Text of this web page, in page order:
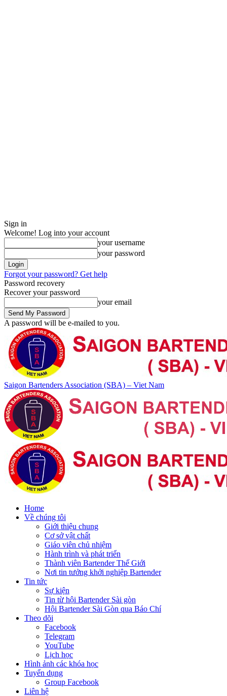
Sign in
Welcome! Log into your account
your username
your password
Forgot your password? Get help
Password recovery
Recover your password
your email
A password will be e-mailed to you.
Saigon Bartenders Association (SBA) – Viet Nam
Home
Về chúng tôi
Giới thiệu chung
Cơ sở vật chất
Giáo viên chủ nhiệm
Hành trình và phát triển
Thành viên Bartender Thế Giới
Nơi tin tưởng khởi nghiệp Bartender
Tin tức
Sự kiện
Tin từ hội Bartender Sài gòn
Hội Bartender Sài Gòn qua Báo Chí
Theo dõi
Facebook
Telegram
YouTube
Lịch học
Hình ảnh các khóa học
Tuyển dụng
Group Facebook
Liên hệ